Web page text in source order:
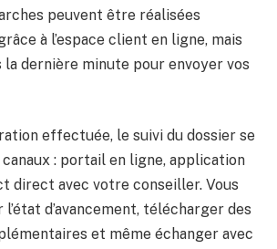
peuvent être réalisées
à l’espace client en ligne, mais
la dernière minute pour envoyer vos
effectuée, le suivi du dossier se
: portail en ligne, application
direct avec votre conseiller. Vous
d’avancement, télécharger des
et même échanger avec